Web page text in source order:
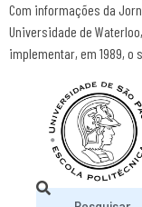
Com informações da
Universidade de
implementar, em 1989,